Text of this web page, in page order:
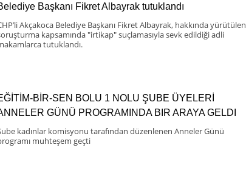
Başkanı Fikret Albayrak tutuklandı
Akçakoca Belediye Başkanı Fikret Albayrak, hakkında yürütülen
kapsamında "irtikap" suçlamasıyla sevk edildiği adli
tutuklandı.
BİR-SEN BOLU 1 NOLU ŞUBE ÜYELERİ
GÜNÜ PROGRAMINDA BIR ARAYA GELDI
kadınlar komisyonu tarafından düzenlenen Anneler Günü
muhteşem geçti